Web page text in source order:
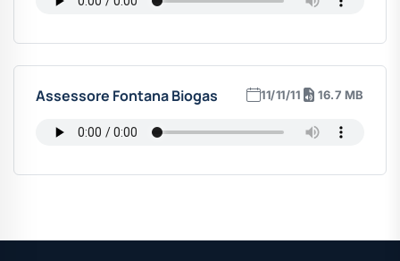
Assessore Fontana Biogas 11/11/11 16.7 MB